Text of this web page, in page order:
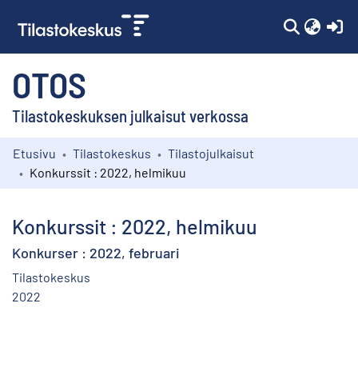
OTOS
Tilastokeskuksen julkaisut verkossa
Kokoelmat
Etusivu Tilastokeskus
Tilastojulkaisut
Konkurssit : 2022, helmikuu
Konkurssit : 2022, helmikuu
Konkurser : 2022, februari
Tilastokeskus
2022